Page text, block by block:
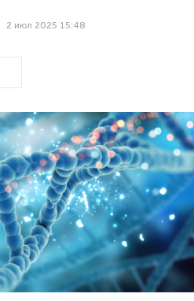
2 июл 2025 15:48